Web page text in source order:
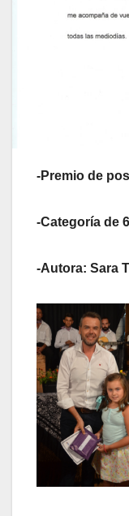
-Premio de
-Categoría de
-Autora: Sara